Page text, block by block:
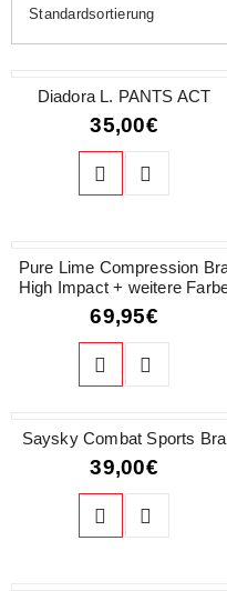
Standardsortierung
Diadora L. PANTS ACT
35,00€
Pure Lime Compression
High Impact + weitere
69,95€
Saysky Combat Sports Bra
39,00€